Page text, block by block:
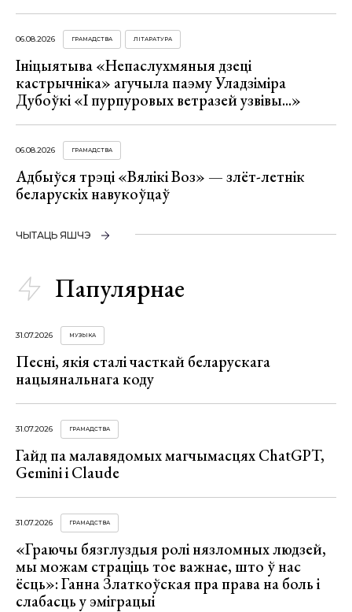
06.08.2026 ГРАМАДСТВА ЛІТАРАТУРА
Ініцыятыва «Непаслухмяныя дзеці
кастрычніка» агучыла паэму Уладзіміра
Дубоўкі «І пурпуровых ветразей узвівы...»
06.08.2026 ГРАМАДСТВА
Адбыўся трэці «Вялікі Воз» — злёт-летнік
беларускіх навукоўцаў
ЧЫТАЦЬ ЯШЧЭ
Папулярнае
31.07.2026 МУЗЫКА
Песні, якія сталі часткай беларускага
нацыянальнага коду
31.07.2026 ГРАМАДСТВА
Гайд па малавядомых магчымасцях ChatGPT,
Gemini і Claude
31.07.2026 ГРАМАДСТВА
«Граючы бязглуздыя ролі нязломных людзей,
мы можам страціць тое важнае, што ў нас
ёсць»: Ганна Златкоўская пра права на боль і
слабасць у эміграцыі